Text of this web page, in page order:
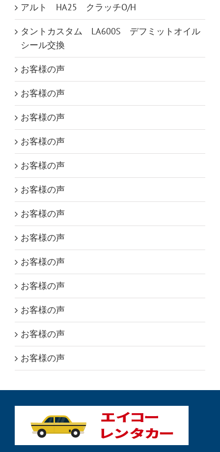
アルト HA25 クラッチO/H
タントカスタム LA600S デフミットオイル
シール交換
お客様の声
お客様の声
お客様の声
お客様の声
お客様の声
お客様の声
お客様の声
お客様の声
お客様の声
お客様の声
お客様の声
お客様の声
お客様の声